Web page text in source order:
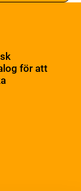
för att